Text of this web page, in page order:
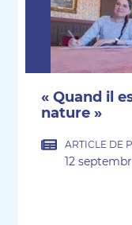
« Quand il
nature »
ARTICLE DE
12